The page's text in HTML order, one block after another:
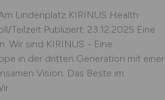
Lindenplatz KIRINUS Health
Teilzeit Publiziert: 23.12.2025 Eine
Wir sind KIRINUS - Eine
in der dritten Generation mit einer
Vision: Das Beste im